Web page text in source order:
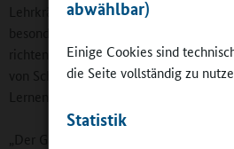
abwählbar)
Einige Cookies sind
die Seite vollständig zu
Statistik
Lehrkräfte und pädagogisches
besonders auch auf Kinder aus sozial
richten, daher sei ein Sozialindex für
von Schulen der richtige Weg. Sie hob
Lernenden, Lehrenden und
„Der Ganztag sollte immer Teil eines